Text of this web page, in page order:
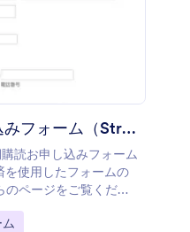
雑誌の定期購読申し込みフォーム（Stripe決済）
読お申し込みフォーム
使用したフォームの
ページをご覧くださ